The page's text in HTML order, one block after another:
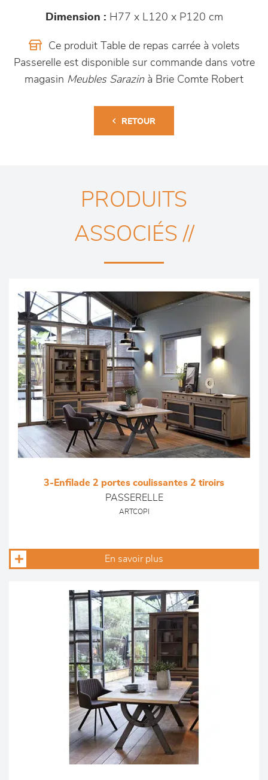
Dimension : H77 x L120 x P120 cm
Ce produit Table de repas carrée à volets
Passerelle est disponible sur commande dans votre
magasin Meubles Sarazinà Brie Comte Robert
RETOUR
PRODUITS
ASSOCIÉS //
3-Enfilade 2 portes coulissantes 2 tiroirs
PASSERELLE
ARTCOPI
En savoir plus